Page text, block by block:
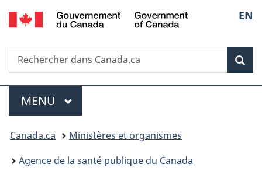
Passer
au
principal
Passer
à
Au
du
Passer
à
version
simplifiée
de
la
EN
Recherche
Rechercher
dans
Menu
MENU PRINCIPAL
Vous
êtes
Canada.ca
Ministères et organismes
Agence de la santé publique du Canada